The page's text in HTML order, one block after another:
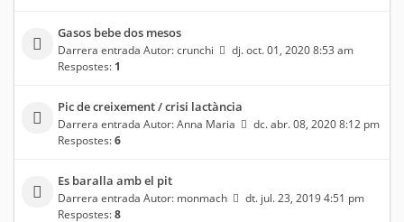
Gasos bebe dos mesos
Darrera entrada Autor:crunchi
dj. oct. 01, 2020 8:53 am
Respostes: 1
Pic de creixement / crisi lactància
Darrera entrada Autor:Anna Maria
dc. abr. 08, 2020 8:12 pm
Respostes:6
Es baralla amb el pit
Darrera entrada Autor: monmach
dt. jul. 23, 2019 4:51 pm
Respostes:8